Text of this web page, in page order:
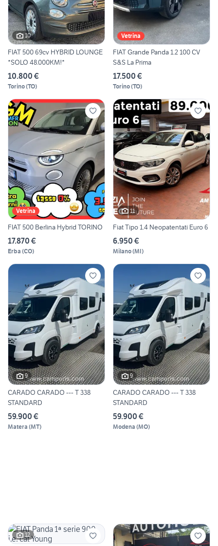
10
FIAT 500 69cv HYBRID LOUNGE
*SOLO 48.000KM!*
10.800 €
Torino(TO)
Vetrina
FIAT Grande Panda 1.2 100 CV
S&S La Prima
17.500 €
Torino(TO)
Vetrina
FIAT 500 Berlina Hybrid TORINO
17.870 €
Erba (CO)
11
Fiat Tipo 1.4 Neopatentati Euro 6
6.950 €
Milano(MI)
9
CARADO CARADO --- T 338
STANDARD
59.900 €
Matera (MT)
9
CARADO CARADO --- T 338
STANDARD
59.900 €
Modena (MO)
12